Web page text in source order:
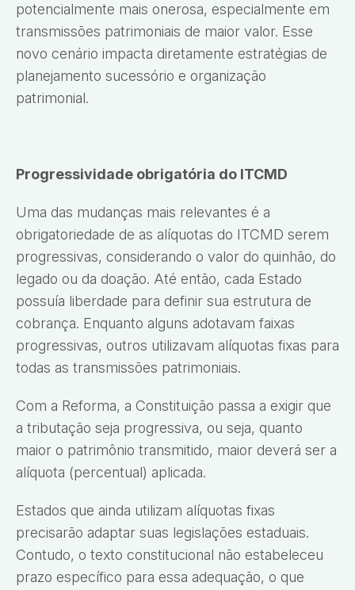
potencialmente mais onerosa, especialmente em
transmissões patrimoniais de maior valor. Esse
novo cenário impacta diretamente estratégias de
planejamento sucessório e organização
patrimonial.
Progressividade obrigatória do ITCMD
Uma das mudanças mais relevantes é a
obrigatoriedade de as alíquotas do ITCMD serem
progressivas, considerando o valor do quinhão, do
legado ou da doação. Até então, cada Estado
possuía liberdade para definir sua estrutura de
cobrança. Enquanto alguns adotavam faixas
progressivas, outros utilizavam alíquotas fixas para
todas as transmissões patrimoniais.
Com a Reforma, a Constituição passa a exigir que
a tributação seja progressiva, ou seja, quanto
maior o patrimônio transmitido, maior deverá ser a
alíquota (percentual) aplicada.
Estados que ainda utilizam alíquotas fixas
precisarão adaptar suas legislações estaduais.
Contudo, o texto constitucional não estabeleceu
prazo específico para essa adequação, o que